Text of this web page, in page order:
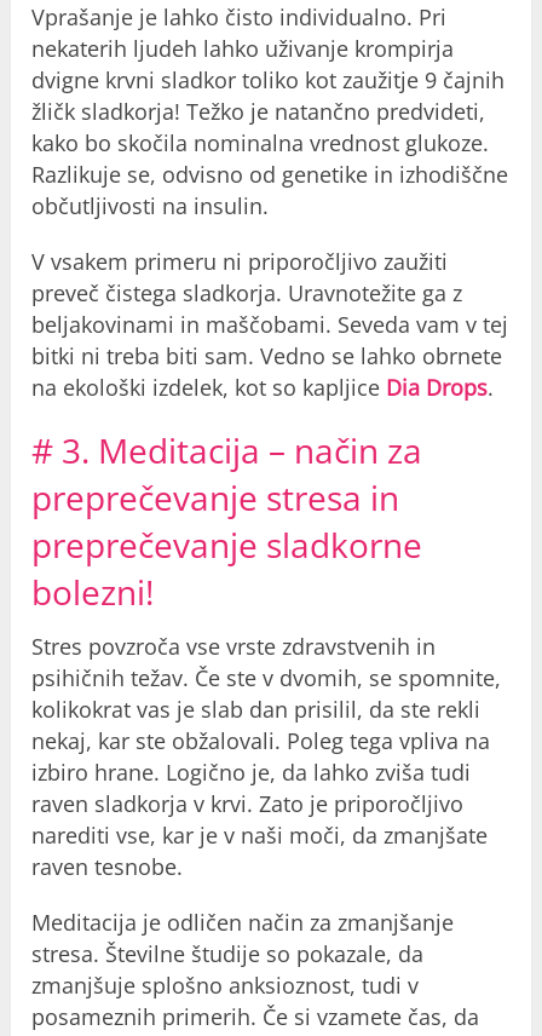
Vprašanje je lahko čisto individualno. Pri
nekaterih ljudeh lahko uživanje krompirja
dvigne krvni sladkor toliko kot zaužitje 9 čajnih
žličk sladkorja! Težko je natančno predvideti,
kako bo skočila nominalna vrednost glukoze.
Razlikuje se, odvisno od genetike in izhodiščne
občutljivosti na insulin.
V vsakem primeru ni priporočljivo zaužiti
preveč čistega sladkorja. Uravnotežite ga z
beljakovinami in maščobami. Seveda vam v tej
bitki ni treba biti sam. Vedno se lahko obrnete
na ekološki izdelek, kot so kapljice Dia Drops.
# 3. Meditacija – način za
preprečevanje stresa in
preprečevanje sladkorne
bolezni!
Stres povzroča vse vrste zdravstvenih in
psihičnih težav. Če ste v dvomih, se spomnite,
kolikokrat vas je slab dan prisilil, da ste rekli
nekaj, kar ste obžalovali. Poleg tega vpliva na
izbiro hrane. Logično je, da lahko zviša tudi
raven sladkorja v krvi. Zato je priporočljivo
narediti vse, kar je v naši moči, da zmanjšate
raven tesnobe.
Meditacija je odličen način za zmanjšanje
stresa. Številne študije so pokazale, da
zmanjšuje splošno anksioznost, tudi v
posameznih primerih. Če si vzamete čas, da